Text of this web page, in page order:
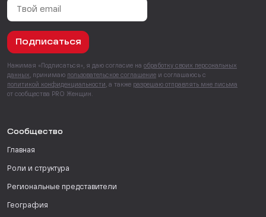
Подписаться
Нажимая «Подписаться», я даю согласие на обработку своих персональных
данных , принимаю пользовательское соглашение и соглашаюсь с
политикой конфиденциальности , а также разрешаю отправлять мне письма
от сообщества PRO Женщин.
Сообщество
Главная
Роли и структура
Региональные представители
География